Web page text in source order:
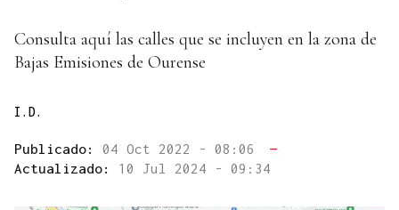
Consulta aquí las calles que se incluyen en la zona de
Bajas Emisiones de Ourense
I.D.
Publicado: 04 Oct 2022 - 08:06
—
Actualizado: 10 Jul 2024 - 09:34